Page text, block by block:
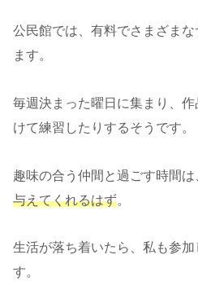
公民館では、有料でさまざま
ます。
毎週決まった曜日に集まり、
けて練習したりするそうです。
趣味の合う仲間と過ごす時間は
与えてくれるはず。
生活が落ち着いたら、私も参
す。